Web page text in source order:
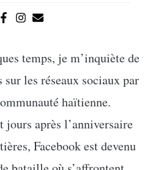
temps, je m’inquiète de
sur les réseaux sociaux par
haïtienne.
jours après l’anniversaire
Facebook est devenu